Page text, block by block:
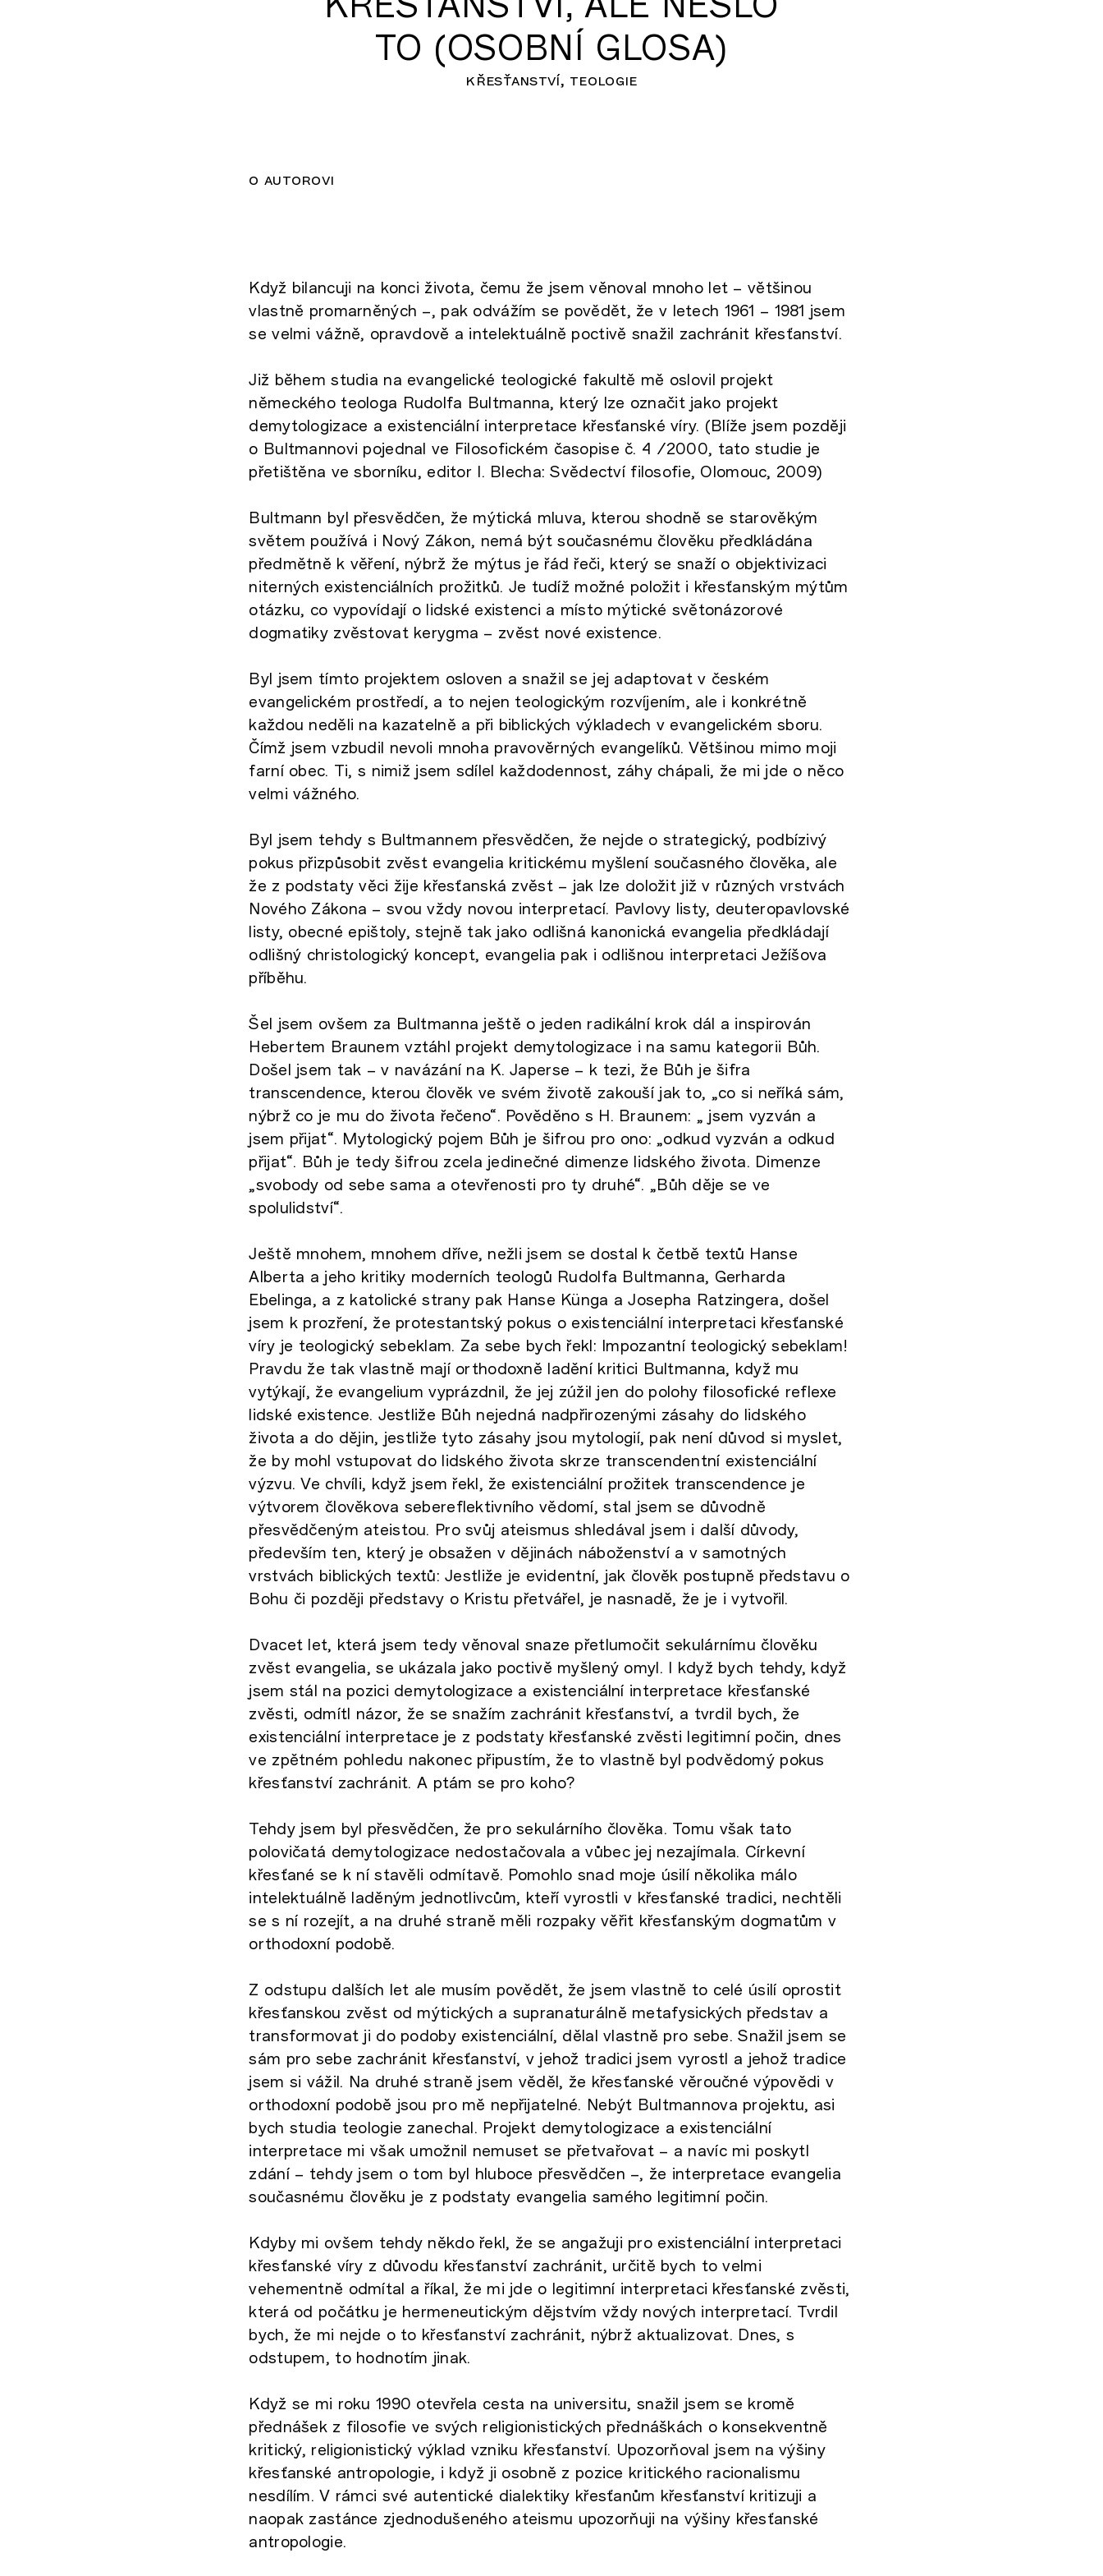
TO (OSOBNÍ GLOSA)
křesťanství teologie
o autorovi
Když bilancuji na konci života, čemu že jsem věnoval mnoho let – většinou
vlastně promarněných –, pak odvážím se povědět, že v letech 1961 – 1981 jsem
se velmi vážně, opravdově a intelektuálně poctivě snažil zachránit křesťanství.
Již během studia na evangelické teologické fakultě mě oslovil projekt
německého teologa Rudolfa Bultmanna, který lze označit jako projekt
demytologizace a existenciální interpretace křesťanské víry. (Blíže jsem později
o Bultmannovi pojednal ve Filosofickém časopise č. 4 /2000, tato studie je
přetištěna ve sborníku, editor I. Blecha: Svědectví filosofie, Olomouc, 2009)
Bultmann byl přesvědčen, že mýtická mluva, kterou shodně se starověkým
světem používá i Nový Zákon, nemá být současnému člověku předkládána
předmětně k věření, nýbrž že mýtus je řád řeči, který se snaží o objektivizaci
niterných existenciálních prožitků. Je tudíž možné položit i křesťanským mýtům
otázku, co vypovídají o lidské existenci a místo mýtické světonázorové
dogmatiky zvěstovat kerygma – zvěst nové existence.
Byl jsem tímto projektem osloven a snažil se jej adaptovat v českém
evangelickém prostředí, a to nejen teologickým rozvíjením, ale i konkrétně
každou neděli na kazatelně a při biblických výkladech v evangelickém sboru.
Čímž jsem vzbudil nevoli mnoha pravověrných evangelíků. Většinou mimo moji
farní obec. Ti, s nimiž jsem sdílel každodennost, záhy chápali, že mi jde o něco
velmi vážného.
Byl jsem tehdy s Bultmannem přesvědčen, že nejde o strategický, podbízivý
pokus přizpůsobit zvěst evangelia kritickému myšlení současného člověka, ale
že z podstaty věci žije křesťanská zvěst – jak lze doložit již v různých vrstvách
Nového Zákona – svou vždy novou interpretací. Pavlovy listy, deuteropavlovské
listy, obecné epištoly, stejně tak jako odlišná kanonická evangelia předkládají
odlišný christologický koncept, evangelia pak i odlišnou interpretaci Ježíšova
příběhu.
Šel jsem ovšem za Bultmanna ještě o jeden radikální krok dál a inspirován
Hebertem Braunem vztáhl projekt demytologizace i na samu kategorii Bůh.
Došel jsem tak – v navázání na K. Japerse – k tezi, že Bůh je šifra
transcendence, kterou člověk ve svém životě zakouší jak to, „co si neříká sám,
nýbrž co je mu do života řečeno“. Pověděno s H. Braunem: „ jsem vyzván a
jsem přijat“. Mytologický pojem Bůh je šifrou pro ono: „odkud vyzván a odkud
přijat“. Bůh je tedy šifrou zcela jedinečné dimenze lidského života. Dimenze
„svobody od sebe sama a otevřenosti pro ty druhé“. „Bůh děje se ve
spolulidství“.
Ještě mnohem, mnohem dříve, nežli jsem se dostal k četbě textů Hanse
Alberta a jeho kritiky moderních teologů Rudolfa Bultmanna, Gerharda
Ebelinga, a z katolické strany pak Hanse Künga a Josepha Ratzingera, došel
jsem k prozření, že protestantský pokus o existenciální interpretaci křesťanské
víry je teologický sebeklam. Za sebe bych řekl: Impozantní teologický sebeklam!
Pravdu že tak vlastně mají orthodoxně ladění kritici Bultmanna, když mu
vytýkají, že evangelium vyprázdnil, že jej zúžil jen do polohy filosofické reflexe
lidské existence. Jestliže Bůh nejedná nadpřirozenými zásahy do lidského
života a do dějin, jestliže tyto zásahy jsou mytologií, pak není důvod si myslet,
že by mohl vstupovat do lidského života skrze transcendentní existenciální
výzvu. Ve chvíli, když jsem řekl, že existenciální prožitek transcendence je
výtvorem člověkova sebereflektivního vědomí, stal jsem se důvodně
přesvědčeným ateistou. Pro svůj ateismus shledával jsem i další důvody,
především ten, který je obsažen v dějinách náboženství a v samotných
vrstvách biblických textů: Jestliže je evidentní, jak člověk postupně představu o
Bohu či později představy o Kristu přetvářel, je nasnadě, že je i vytvořil.
Dvacet let, která jsem tedy věnoval snaze přetlumočit sekulárnímu člověku
zvěst evangelia, se ukázala jako poctivě myšlený omyl. I když bych tehdy, když
jsem stál na pozici demytologizace a existenciální interpretace křesťanské
zvěsti, odmítl názor, že se snažím zachránit křesťanství, a tvrdil bych, že
existenciální interpretace je z podstaty křesťanské zvěsti legitimní počin, dnes
ve zpětném pohledu nakonec připustím, že to vlastně byl podvědomý pokus
křesťanství zachránit. A ptám se pro koho?
Tehdy jsem byl přesvědčen, že pro sekulárního člověka. Tomu však tato
polovičatá demytologizace nedostačovala a vůbec jej nezajímala. Církevní
křesťané se k ní stavěli odmítavě. Pomohlo snad moje úsilí několika málo
intelektuálně laděným jednotlivcům, kteří vyrostli v křesťanské tradici, nechtěli
se s ní rozejít, a na druhé straně měli rozpaky věřit křesťanským dogmatům v
orthodoxní podobě.
Z odstupu dalších let ale musím povědět, že jsem vlastně to celé úsilí oprostit
křesťanskou zvěst od mýtických a supranaturálně metafysických představ a
transformovat ji do podoby existenciální, dělal vlastně pro sebe. Snažil jsem se
sám pro sebe zachránit křesťanství, v jehož tradici jsem vyrostl a jehož tradice
jsem si vážil. Na druhé straně jsem věděl, že křesťanské věroučné výpovědi v
orthodoxní podobě jsou pro mě nepřijatelné. Nebýt Bultmannova projektu, asi
bych studia teologie zanechal. Projekt demytologizace a existenciální
interpretace mi však umožnil nemuset se přetvařovat – a navíc mi poskytl
zdání – tehdy jsem o tom byl hluboce přesvědčen –, že interpretace evangelia
současnému člověku je z podstaty evangelia samého legitimní počin.
Kdyby mi ovšem tehdy někdo řekl, že se angažuji pro existenciální interpretaci
křesťanské víry z důvodu křesťanství zachránit, určitě bych to velmi
vehementně odmítal a říkal, že mi jde o legitimní interpretaci křesťanské zvěsti,
která od počátku je hermeneutickým dějstvím vždy nových interpretací. Tvrdil
bych, že mi nejde o to křesťanství zachránit, nýbrž aktualizovat. Dnes, s
odstupem, to hodnotím jinak.
Když se mi roku 1990 otevřela cesta na universitu, snažil jsem se kromě
přednášek z filosofie ve svých religionistických přednáškách o konsekventně
kritický, religionistický výklad vzniku křesťanství. Upozorňoval jsem na výšiny
křesťanské antropologie, i když ji osobně z pozice kritického racionalismu
nesdílím. V rámci své autentické dialektiky křesťanům křesťanství kritizuji a
naopak zastánce zjednodušeného ateismu upozorňuji na výšiny křesťanské
antropologie.